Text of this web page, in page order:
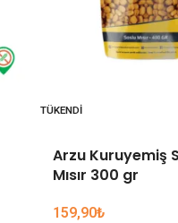
TÜKENDI
Arzu Kuruyemiş
Mısır 300 gr
159,90₺